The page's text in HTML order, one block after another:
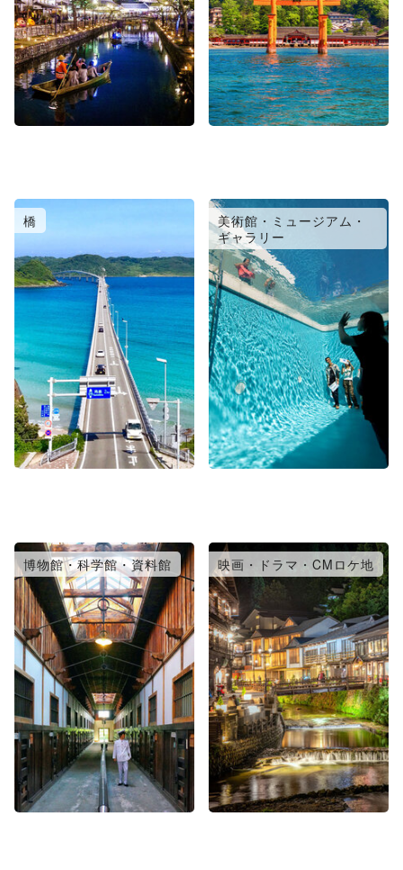
橋
美術館・ミュージアム・
ギャラリー
博物館・科学館・資料館 映画・ドラマ・CMロケ地